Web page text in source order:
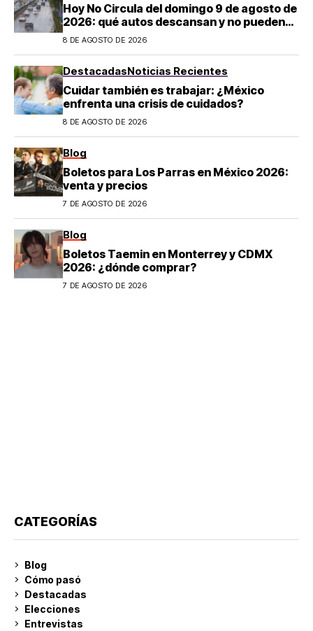
Hoy No Circula del domingo 9 de agosto de
2026: qué autos descansan y no pueden
salir en CDMX y el Estado de México; estos
8 DE AGOSTO DE 2026
DestacadasNoticias Recientes
Cuidar también es trabajar: ¿México
enfrenta una crisis de cuidados?
8 DE AGOSTO DE 2026
Blog
Boletos para Los Parras en México 2026:
venta y precios
7 DE AGOSTO DE 2026
Blog
Boletos Taemin en Monterrey y CDMX
2026: ¿dónde comprar?
7 DE AGOSTO DE 2026
CATEGORÍAS
Blog
Cómo pasó
Destacadas
Elecciones
Entrevistas